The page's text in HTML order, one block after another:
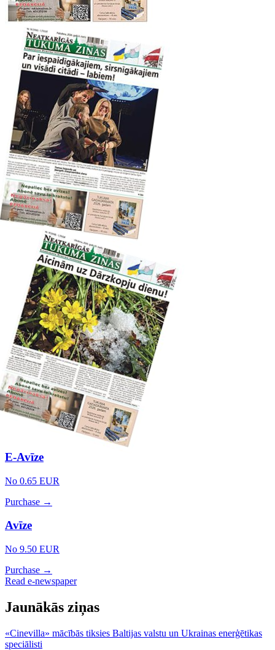
E-Avīze
No 0.65 EUR
Purchase →
Avīze
No 9.50 EUR
Purchase →
Read e-newspaper
Jaunākās ziņas
«Cinevilla» mācībās tiksies Baltijas valstu un Ukrainas enerģētikas
speciālisti